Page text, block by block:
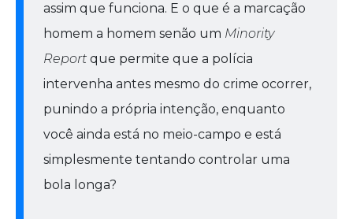
assim que funciona. E o que é a marcação
homem a homem senão um Minority
Report que permite que a polícia
intervenha antes mesmo do crime ocorrer,
punindo a própria intenção, enquanto
você ainda está no meio-campo e está
simplesmente tentando controlar uma
bola longa?